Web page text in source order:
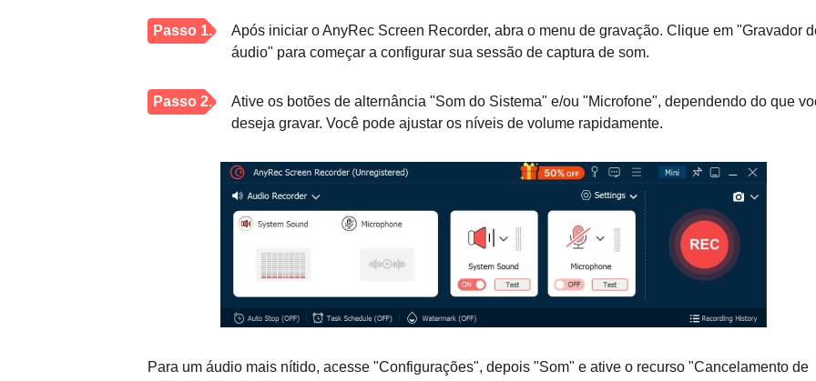
Passo 1.
Após iniciar o AnyRec Screen Recorder, abra o menu de gravação. Clique em "Gravador
áudio" para começar a configurar sua sessão de captura de som.
Passo 2.
Ative os botões de alternância "Som do Sistema" e/ou "Microfone", dependendo do que
deseja gravar. Você pode ajustar os níveis de volume rapidamente.
Para um áudio mais nítido, acesse "Configurações", depois "Som" e ative o recurso "Cancelamento de